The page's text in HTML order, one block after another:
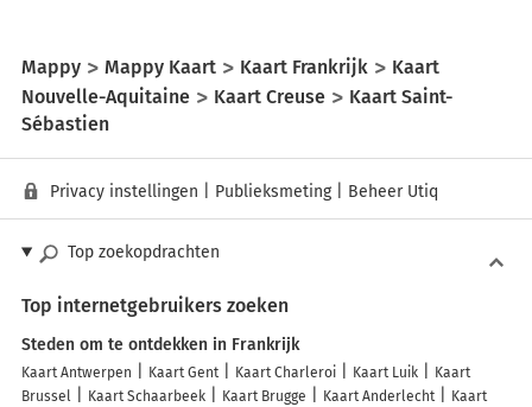
Mappy Mappy Kaart Kaart Frankrijk
Kaart
Nouvelle-Aquitaine
Kaart Creuse
Kaart Saint-
Sébastien
Privacy instellingen Publieksmeting| Beheer Utiq
Top zoekopdrachten
Top internetgebruikers zoeken
Steden om te ontdekken in Frankrijk
Kaart Antwerpen Kaart Gent Kaart Charleroi Kaart Luik
Kaart
Brussel
Kaart Schaarbeek Kaart Brugge Kaart Anderlecht
Kaart